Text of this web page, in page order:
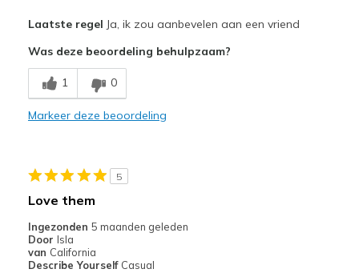
Comfortable
Stylish
Going Out
Travel
Laatste regel Ja, ik zou aanbevelen aan een vriend
Was deze beoordeling behulpzaam?
1 0
Markeer deze beoordeling
5
Love them
Ingezonden 5 maanden geleden
Door Isla
van California
Describe Yourself Casual